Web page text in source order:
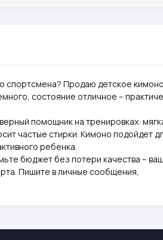
спортсмена? Продаю детское
состояние отличное –
помощник на тренировках:
частые стирки. Кимоно подойдет
ребенка.
бюджет без потери качества – ваш
Пишите в личные сообщения,